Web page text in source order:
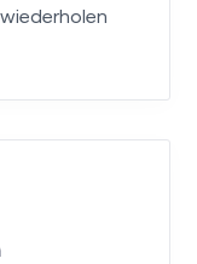
wiederholen